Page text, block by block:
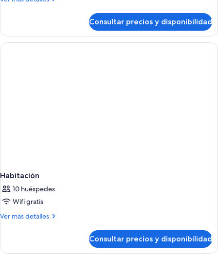
Consultar precios y disponibilidad
Habitación
10 huéspedes
Wifi gratis
Ver más detalles
Más
Consultar precios y disponibilidad